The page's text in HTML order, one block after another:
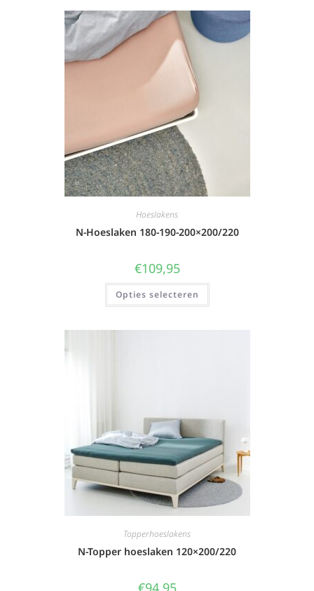
Hoeslakens
N-Hoeslaken 180-190-200×200/220
€109,95
Opties selecteren
Topperhoeslakens
N-Topper hoeslaken 120×200/220
€94,95